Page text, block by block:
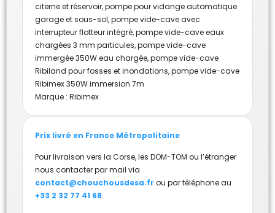
citerne et réservoir,pompe pour vidange automatique
garage et sous-sol,pompe vide-cave avec
interrupteur flotteur intégré,pompe vide-cave eaux
chargées 3 mm particules,pompe vide-cave
immergée 350W eau chargée,pompe vide-cave
Ribiland pour fosses et inondations,pompe vide-cave
Ribimex 350W immersion 7m
Marque : Ribimex
Prix livré en France Métropolitaine
Pour livraison vers la Corse, les DOM-TOM ou l’étranger
nous contacter par mail via
contact@chouchousdesa.fr ou par téléphone au
+33 2 32 77 41 68.